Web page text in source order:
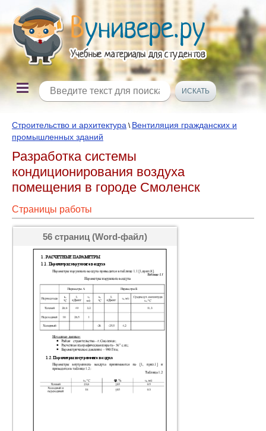
Строительство и архитектура \ Вентиляция гражданских и
промышленных зданий
Разработка системы
кондиционирования воздуха
помещения в городе Смоленск
Страницы работы
56 страниц (Word-файл)